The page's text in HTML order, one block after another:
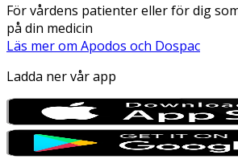
För vårdens patienter eller för dig
på din medicin
Läs mer om Apodos och Dospac
Ladda ner vår app